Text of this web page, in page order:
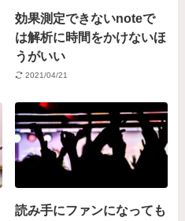
効果測定できないnoteで
は解析に時間をかけないほ
うがいい
2021/04/21
読み手にファンになっても